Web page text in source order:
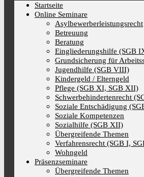
Startseite
Online Seminare
Asylbewerberleistungsrecht
Betreuung
Beratung
Eingliederungshilfe (SGB
Grundsicherung für
Jugendhilfe (SGB VIII)
Kindergeld / Elterngeld
Pflege (SGB XI, SGB XII)
Schwerbehindertenrecht
Soziale Entschädigung
Soziale Kompetenzen
Sozialhilfe (SGB XII)
Übergreifende Themen
Verfahrensrecht (SGB I,
Wohngeld
Präsenzseminare
Übergreifende Themen